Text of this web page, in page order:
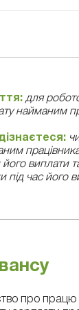
для
найманим
дізнаєтеся:
його виплати
під час його
про працю